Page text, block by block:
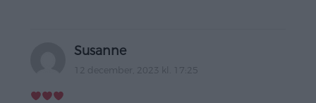
Susanne
12 december, 2023 kl. 17:25